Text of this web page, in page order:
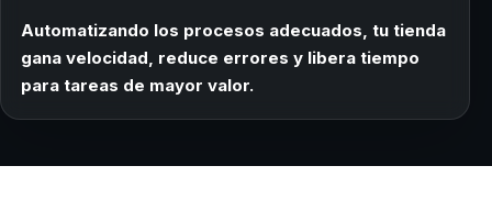
Automatizando los procesos adecuados, tu tienda
gana velocidad, reduce errores y libera tiempo
para tareas de mayor valor.